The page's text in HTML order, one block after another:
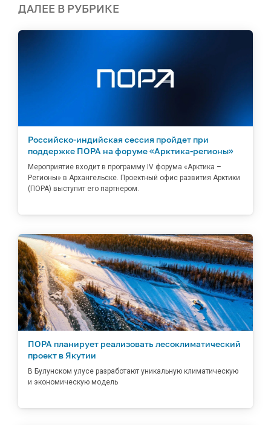
ДАЛЕЕ В РУБРИКЕ
Российско-индийская сессия пройдет при
поддержке ПОРА на форуме «Арктика-регионы»
Мероприятие входит в программу IV форума «Арктика –
Регионы» в Архангельске. Проектный офис развития Арктики
(ПОРА) выступит его партнером.
ПОРА планирует реализовать лесоклиматический
проект в Якутии
В Булунском улусе разработают уникальную климатическую
и экономическую модель